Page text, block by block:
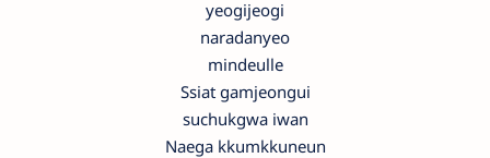
yeogijeogi
naradanyeo
mindeulle
Ssiat gamjeongui
suchukgwa iwan
Naega kkumkkuneun